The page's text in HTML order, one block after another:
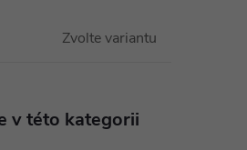
Zvolte variantu
v této kategorii